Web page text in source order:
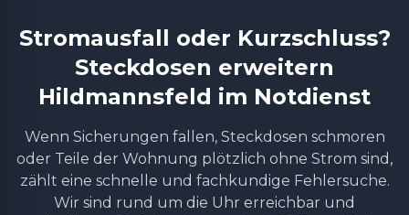
Stromausfall oder Kurzschluss?
Steckdosen erweitern
Hildmannsfeld im Notdienst
Wenn Sicherungen fallen, Steckdosen schmoren
oder Teile der Wohnung plötzlich ohne Strom sind,
zählt eine schnelle und fachkundige Fehlersuche.
Wir sind rund um die Uhr erreichbar und